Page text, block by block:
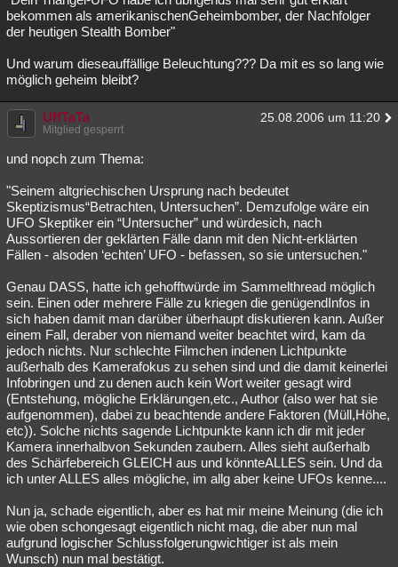
bekommen als amerikanischenGeheimbomber, der Nachfolger
der heutigen Stealth Bomber"
Und warum dieseauffällige Beleuchtung??? Da mit es so lang wie
möglich geheim bleibt?
UffTaTa 25.08.2006 um 11:20
Mitglied gesperrt
und nopch zum Thema:
"Seinem altgriechischen Ursprung nach bedeutet
Skeptizismus“Betrachten, Untersuchen”. Demzufolge wäre ein
UFO Skeptiker ein “Untersucher” und würdesich, nach
Aussortieren der geklärten Fälle dann mit den Nicht-erklärten
Fällen - alsoden ‘echten’ UFO - befassen, so sie untersuchen."
Genau DASS, hatte ich gehofftwürde im Sammelthread möglich
sein. Einen oder mehrere Fälle zu kriegen die genügendInfos in
sich haben damit man darüber überhaupt diskutieren kann. Außer
einem Fall, deraber von niemand weiter beachtet wird, kam da
jedoch nichts. Nur schlechte Filmchen indenen Lichtpunkte
außerhalb des Kamerafokus zu sehen sind und die damit keinerlei
Infobringen und zu denen auch kein Wort weiter gesagt wird
(Entstehung, mögliche Erklärungen,etc., Author (also wer hat sie
aufgenommen), dabei zu beachtende andere Faktoren (Müll,Höhe,
etc)). Solche nichts sagende Lichtpunkte kann ich dir mit jeder
Kamera innerhalbvon Sekunden zaubern. Alles sieht außerhalb
des Schärfebereich GLEICH aus und könnteALLES sein. Und da
ich unter ALLES alles mögliche, im allg aber keine UFOs kenne....
Nun ja, schade eigentlich, aber es hat mir meine Meinung (die ich
wie oben schongesagt eigentlich nicht mag, die aber nun mal
aufgrund logischer Schlussfolgerungwichtiger ist als mein
Wunsch) nun mal bestätigt.